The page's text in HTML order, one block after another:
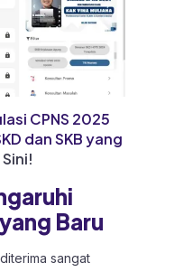
CPNS 2025
dan SKB yang
Baru
sangat